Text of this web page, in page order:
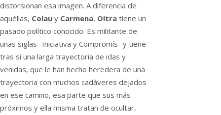
distorsionan esa imagen. A diferencia de
aquéllas, Colau y Carmena, Oltra tiene un
pasado político conocido. Es militante de
unas siglas -Iniciativa y Compromís- y tiene
tras sí una larga trayectoria de idas y
venidas, que le han hecho heredera de una
trayectoria con muchos cadáveres dejados
en ese camino, esa parte que sus más
próximos y ella misma tratan de ocultar,